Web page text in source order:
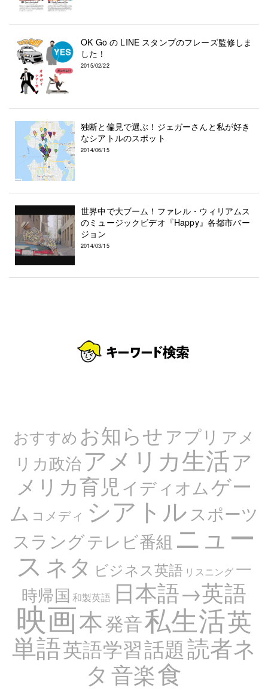
OK Go の LINE スタンプのフレーズ監修しま
した！
2015/02/22
独断と偏見で選ぶ！ジェガーさんと私が好き
なシアトルのスポット
2014/06/15
世界中で大ブーム！ファレル・ウィリアムス
のミュージックビデオ『Happy』各都市バー
ジョン
2014/03/15
おすすめ お知らせアプリ アメ
リカ政治アメリカ生活ア
メリカ育児 イディオムゲー
ム コメディ シアトル スポーツ
スラングテレビ番組 ニュー
ス ネタ ビジネス英語 リスニング 一
時帰国 和製英語 日本語→英語
映画本発音私生活英
単語英語学習話題読者ネ
タ 音楽食